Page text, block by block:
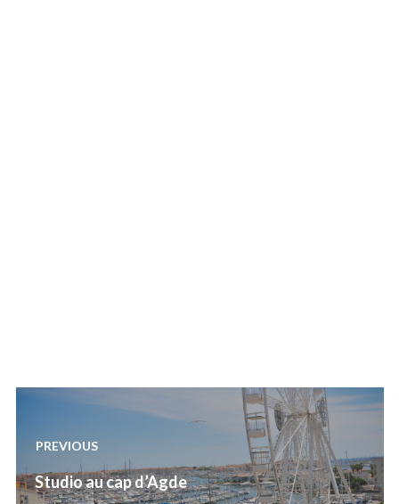
Navigation
de
l’article
PREVIOUS
Previous
post:
Studio au cap d’Agde